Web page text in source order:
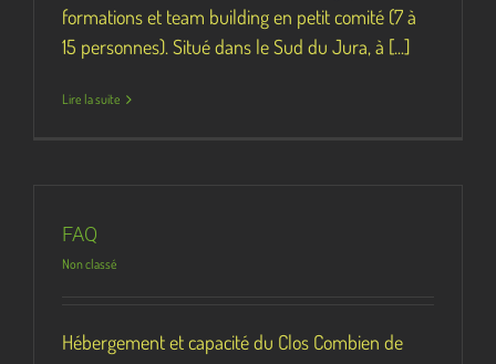
formations et team building en petit comité (7 à
15 personnes). Situé dans le Sud du Jura, à [...]
Lire la suite
FAQ
Non classé
Hébergement et capacité du Clos Combien de